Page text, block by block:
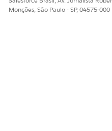
Field Service: Criar e
Monções, São Paulo - SP, 04575-000